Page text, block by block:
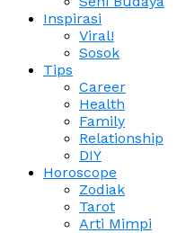
Inspirasi
Viral!
Sosok
Tips
Career
Health
Family
Relationship
DIY
Horoscope
Zodiak
Tarot
Arti Mimpi